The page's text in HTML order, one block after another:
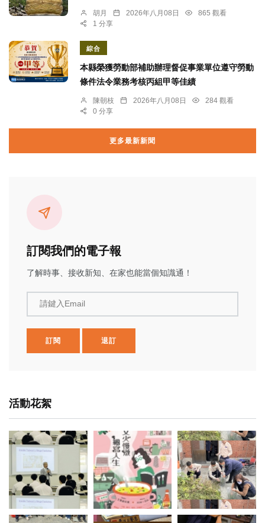
胡月 2026年八月08日
865 觀看
1 分享
綜合
本縣榮獲勞動部補助辦理督促事業單位遵守勞動
條件法令業務考核丙組甲等佳績
陳朝枝 2026年八月08日
284 觀看
0 分享
更多最新新聞
訂閱我們的電子報
了解時事、接收新知、在家也能當個知識通！
請鍵入Email
訂閱 退訂
活動花絮